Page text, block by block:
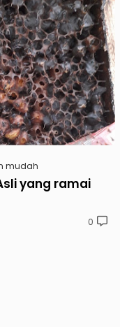
mudah
yang ramai
0